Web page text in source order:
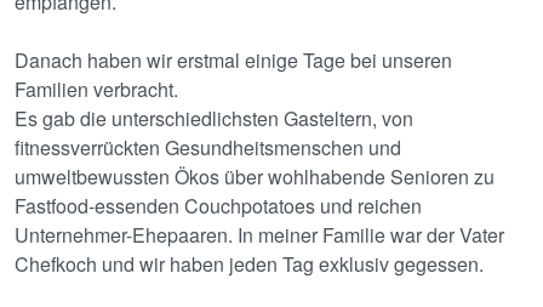
Danach haben wir erstmal einige Tage bei unseren
Familien verbracht.
Es gab die unterschiedlichsten Gasteltern, von
fitnessverrückten Gesundheitsmenschen und
umweltbewussten Ökos über wohlhabende Senioren zu
Fastfood-essenden Couchpotatoes und reichen
Unternehmer-Ehepaaren. In meiner Familie war der Vater
Chefkoch und wir haben jeden Tag exklusiv gegessen.